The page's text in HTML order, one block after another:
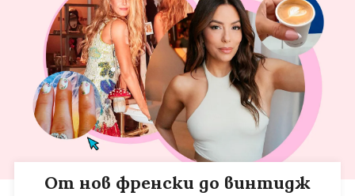
От нов френски до винтидж